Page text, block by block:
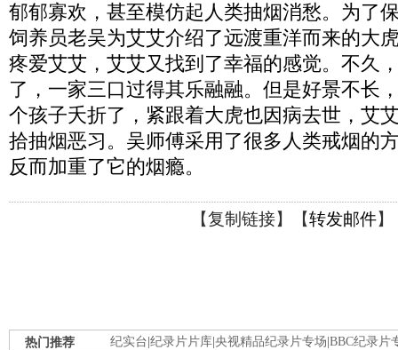
郁郁寡欢，甚至模仿起人类抽烟消愁。为了
饲养员老吴为艾艾介绍了远渡重洋而来的大
疼爱艾艾，艾艾又找到了幸福的感觉。不久
了，一家三口过得其乐融融。但是好景不长
个孩子夭折了，紧跟着大虎也因病去世，艾
拾抽烟恶习。吴师傅采用了很多人类戒烟的
反而加重了它的烟瘾。
【复制链接】【转发邮件】
纪实台 纪录片片库 央视精品纪录片专场 BBC纪录片
热门推荐